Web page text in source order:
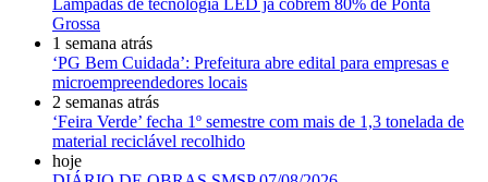
Lâmpadas de tecnologia LED já cobrem 80% de Ponta
Grossa
1 semana atrás
‘PG Bem Cuidada’: Prefeitura abre edital para empresas e
microempreendedores locais
2 semanas atrás
‘Feira Verde’ fecha 1º semestre com mais de 1,3 tonelada de
material reciclável recolhido
hoje